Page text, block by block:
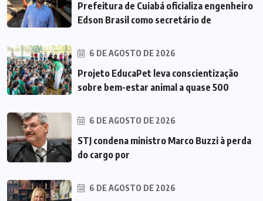
Prefeitura de Cuiabá oficializa engenheiro
Edson Brasil como secretário de
6 DE AGOSTO DE 2026
Projeto EducaPet leva conscientização
sobre bem-estar animal a quase 500
6 DE AGOSTO DE 2026
STJ condena ministro Marco Buzzi à perda
do cargo por
6 DE AGOSTO DE 2026